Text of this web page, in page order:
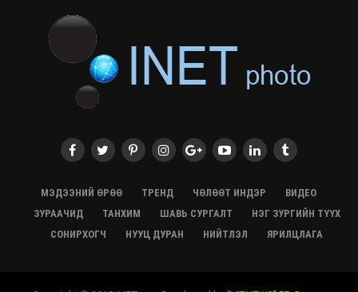
28/07/2026, 12:04
ХӨВСГӨЛ Нутгийн зөвлөлөөс МУАЖ Д.Цэрэндарьзавт
2 өрөө байр олгоно
20/07/2026, 19:22
20/07/2026, 19:21
хийхээр хүрэлцэн ирлээ
Испанийн шигшээ баг ДАШТ-д хоёр дахь удаагаа
МЭДЭЭНИЙ ӨРӨӨ ТРЕНД ЧӨЛӨӨТ ИНДЭР
ВИДЕО
ЗУРААЧИД
ТАНХИМ ШАВЬ СУРГАЛТ
НЭГ ЗУРГИЙН ТҮҮХ
СОНИРХОГЧ
НУУЦ ДУРАН НИЙТЛЭЛ ЯРИЛЦЛАГА